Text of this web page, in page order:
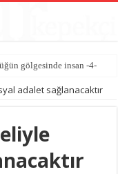
gölgesinde insan -4-
adalet sağlanacaktır